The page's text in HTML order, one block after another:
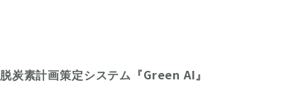
脱炭素計画策定システム『Green AI』